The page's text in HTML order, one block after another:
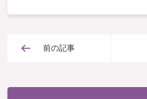
前の記事